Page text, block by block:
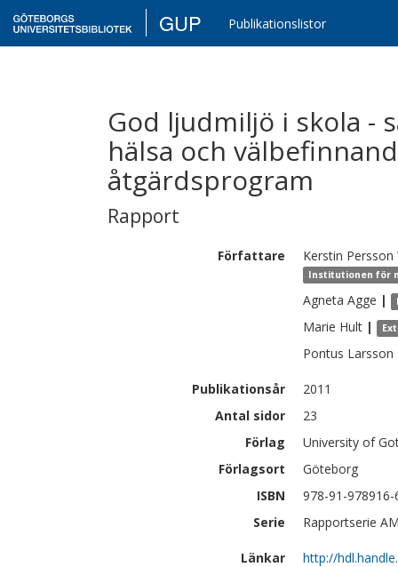
GUP Publikationslistor
God ljudmiljö i skola -
hälsa och
åtgärdsprogram
Rapport
Författare Kerstin Persson
Institutionen för
Agneta Agge |
Marie Hult |
Pontus Larsson
Publikationsår
2011
Antal sidor
23
Förlag
University of
Förlagsort
Göteborg
ISBN
978-91-978916-
Serie
Rapportserie
Länkar http://